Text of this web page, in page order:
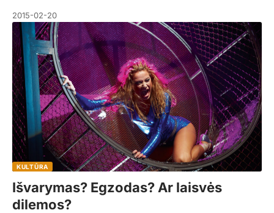
2015-02-20
KULTŪRA
Išvarymas? Egzodas? Ar laisvės
dilemos?